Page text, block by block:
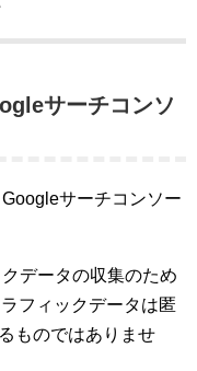
サーチコンソ
サーチコンソー
データの収集のため
フィックデータは匿
ものではありませ